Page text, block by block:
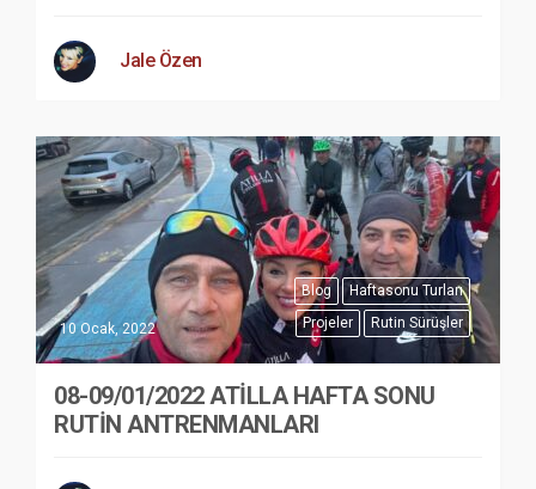
Jale Özen
Blog
Haftasonu Turları
Projeler
Rutin Sürüşler
10 Ocak, 2022
08-09/01/2022 ATİLLA HAFTA SONU
RUTİN ANTRENMANLARI